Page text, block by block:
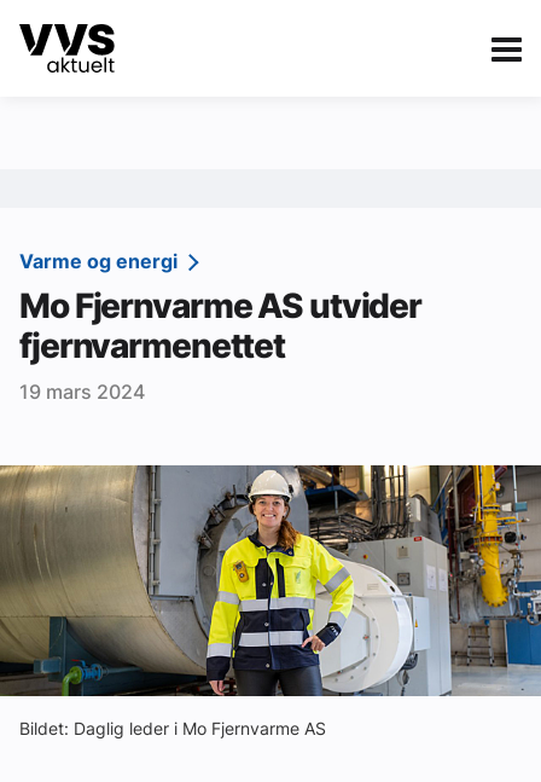
Kategorier
Sanitær
Ventilasjon
Varme og energi
Aktuelle prosjekter
Om VVS Aktuelt
Kontakt oss:
Abonner på fagbladet Byggfakta Nyheter
Annonsere i VVS Aktuelt
Varme og energi
Mo Fjernvarme AS utvider
fjernvarmenettet
19 mars 2024
Bildet: Daglig leder i Mo Fjernvarme AS